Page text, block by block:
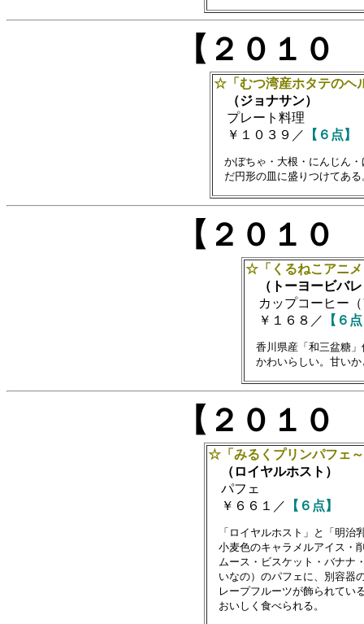
【２０１
☆「むつ湾産ホタテのヘ
（ジョナサン）
プレート料理
￥１０３９／ 【６点】
かぼちゃ・大根・にんじん
【２０１
☆「くるねこアニメ
（トーヨービバレ
カップコーヒー（
￥１６８／ 【６
香川県産「和三盆糖
【２０１
☆「みるくプリンパフェ
（ロイヤルホスト）
パフェ
￥６６１／
【６点】
「ロイヤルホスト」と「明治
小麦色のキャラメルアイス・
ムース・ビスケット・バナナ
いなの）のパフェに、別容器
レープフルーツが飾られてい